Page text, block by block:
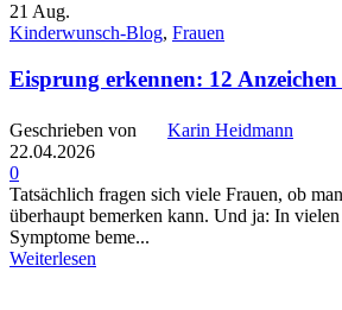
21 Aug.
Kinderwunsch-Blog, Frauen
Eisprung erkennen: 12
Geschrieben von
Karin Heidmann
22.04.2026
0
Tatsächlich fragen sich viele Frauen, ob
überhaupt bemerken kann. Und ja: In vielen
Symptome beme...
Weiterlesen